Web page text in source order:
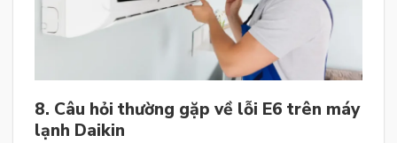
8. Câu hỏi thường gặp về lỗi E6 trên máy
lạnh Daikin